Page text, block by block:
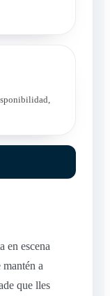
en escena
a
que lles